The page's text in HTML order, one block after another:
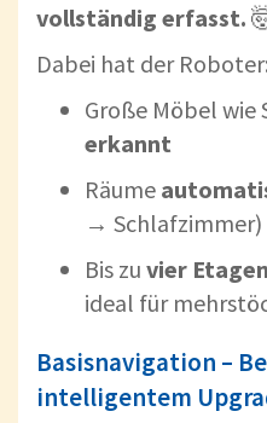
vollständig erfasst.
Dabei hat der Roboter:
Große Möbel wie
erkannt
Räume
→ Schlafzimmer)
Bis zu vier
ideal für
Basisnavigation –
intelligentem